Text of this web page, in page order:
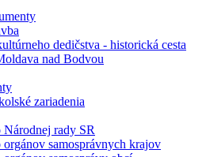
dedičstva - historická cesta
nad Bodvou
zariadenia
rady SR
samosprávnych krajov